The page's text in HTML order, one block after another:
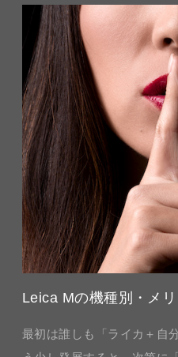
Leica Mの機種別・メ
最初は誰しも「ライカ＋自